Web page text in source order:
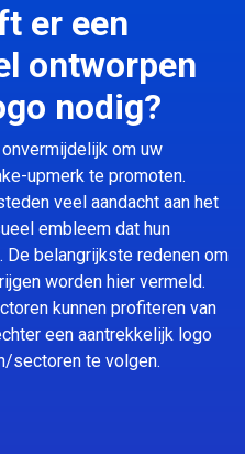
er een
ontworpen
nodig?
om uw
upmerk te promoten.
veel aandacht aan het
embleem dat hun
De belangrijkste redenen om
worden hier vermeld.
kunnen profiteren van
een aantrekkelijk logo
sectoren te volgen.